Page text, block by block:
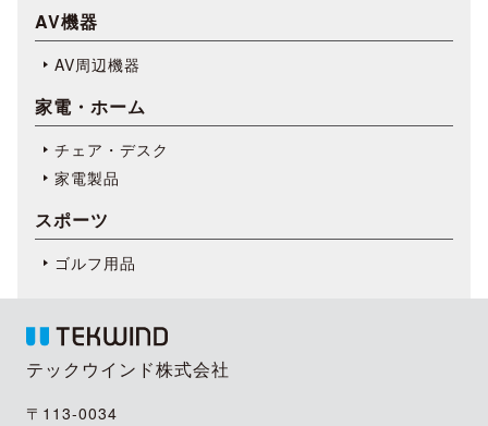
AV機器
AV周辺機器
家電・ホーム
チェア・デスク
家電製品
スポーツ
ゴルフ用品
テックウインド株式会社
〒113-0034